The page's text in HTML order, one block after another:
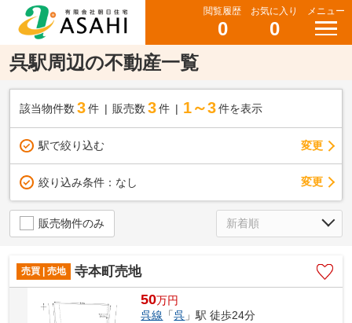
閲覧履歴
0
お気に入り
0
メニュー
呉駅周辺の不動産一覧
該当物件数 3件 販売数 3 件 1～3 件を表示
駅で絞り込む 変更
絞り込み条件： なし 変更
販売物件のみ
売買 | 売地 寺本町売地
50万円
呉線 「呉 」駅 徒歩24分